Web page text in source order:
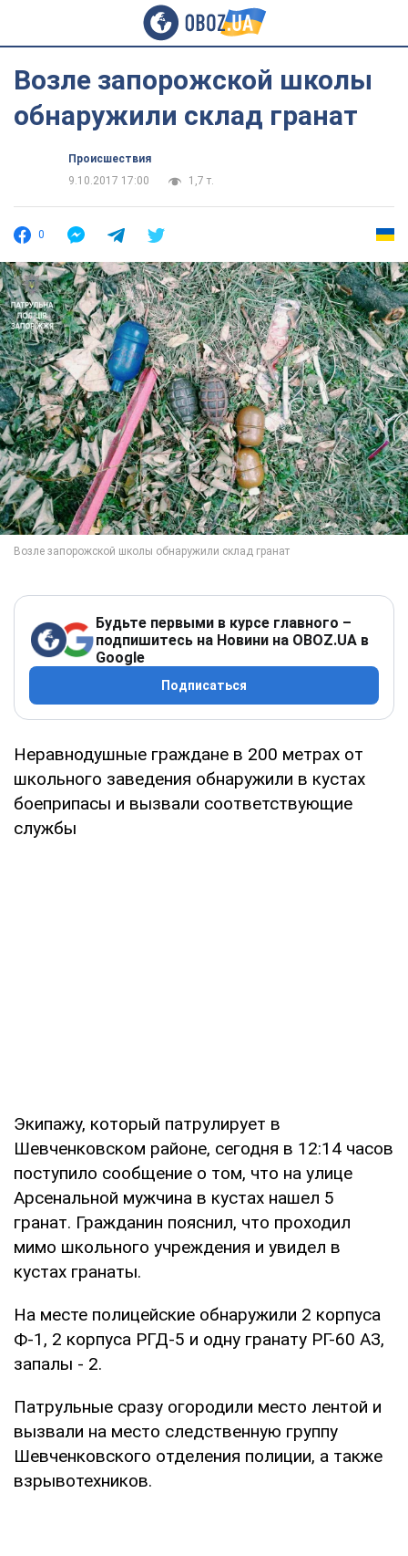
Возле запорожской школы
обнаружили склад гранат
Происшествия
9.10.2017 17:00
1,7 т.
0
Будьте первыми в курсе главного –
подпишитесь на Новини на OBOZ.UA в
Google
Подписаться
Неравнодушные граждане в 200 метрах от
школьного заведения обнаружили в кустах
боеприпасы и вызвали соответствующие
службы
Экипажу, который патрулирует в
Шевченковском районе, сегодня в 12:14 часов
поступило сообщение о том, что на улице
Арсенальной мужчина в кустах нашел 5
гранат. Гражданин пояснил, что проходил
мимо школьного учреждения и увидел в
кустах гранаты.
На месте полицейские обнаружили 2 корпуса
Ф-1, 2 корпуса РГД-5 и одну гранату РГ-60 АЗ,
запалы - 2.
Патрульные сразу огородили место лентой и
вызвали на место следственную группу
Шевченковского отделения полиции, а также
взрывотехников.